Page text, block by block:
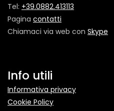
Tel: +39.0882.413113
Pagina contatti
Chiamaci via web con Skype
Info utili
Informativa privacy
Cookie Policy